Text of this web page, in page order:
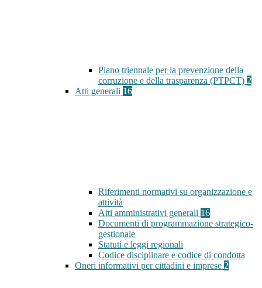
Piano triennale per la prevenzione della
corruzione e della trasparenza (PTPCT) 2
Atti generali 16
Riferimenti normativi su organizzazione e
attività
Atti amministrativi generali 16
Documenti di programmazione strategico-
gestionale
Statuti e leggi regionali
Codice disciplinare e codice di condotta
Oneri informativi per cittadini e imprese 2